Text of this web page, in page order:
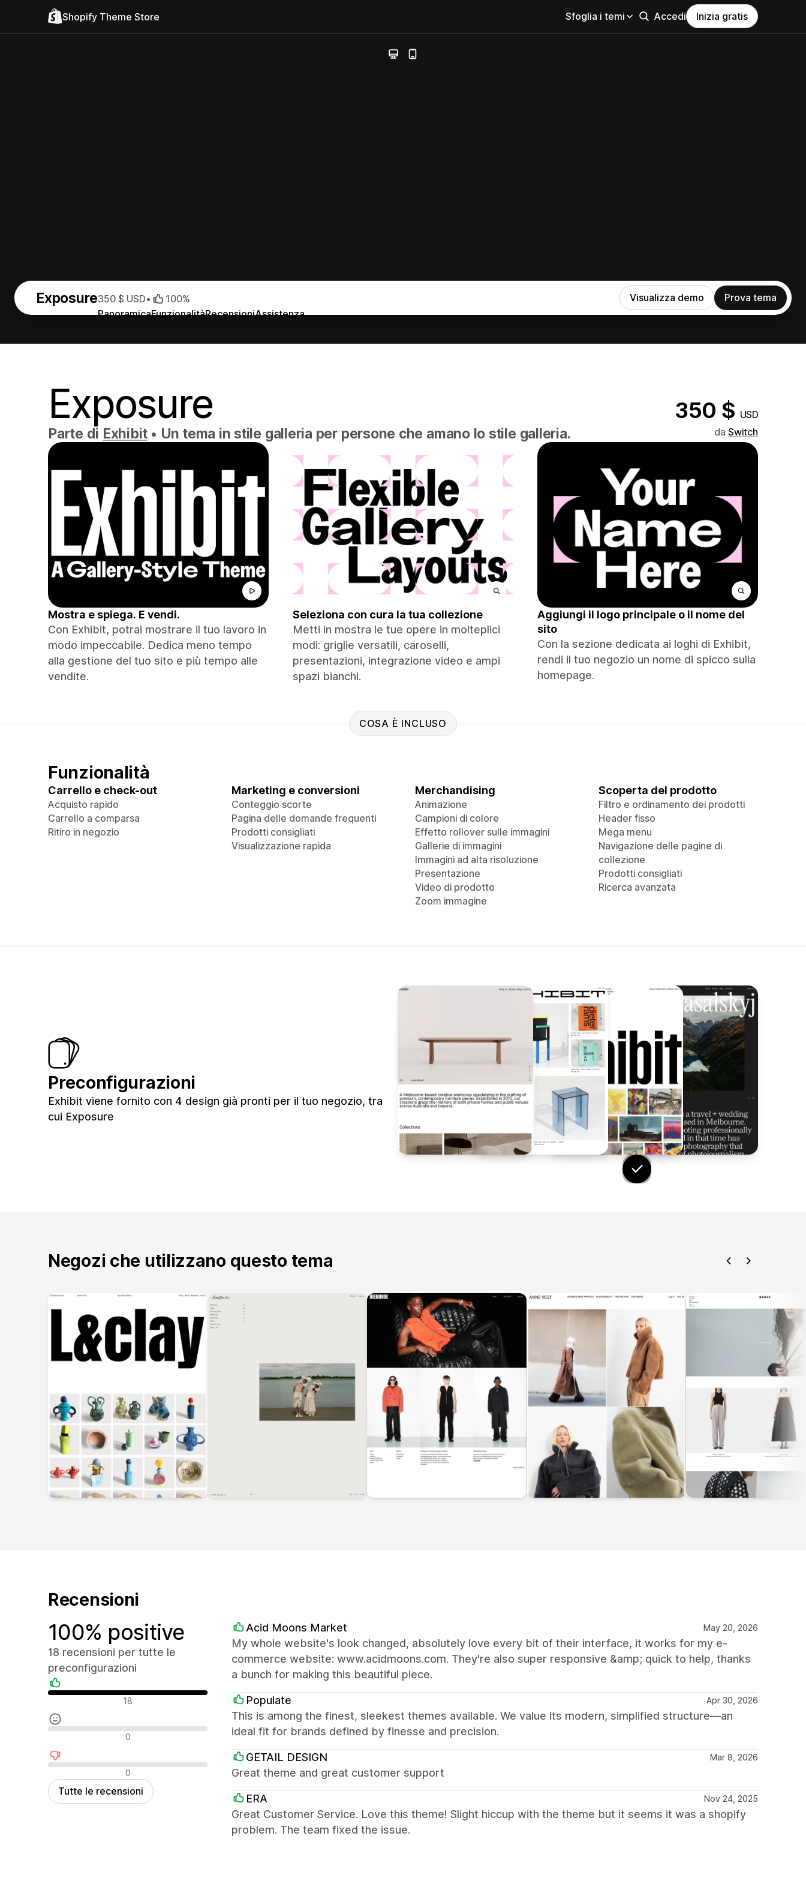
Shopify Theme Store Sfoglia i temi Accedi Inizia gratis
Exposure
PanoramicaFunzionalitàRecensioniAssistenza
350 $ USD• 100% Visualizza demo Prova tema
Exposure 350 $ USD
Parte di Exhibit • Un tema in stile galleria per persone che amano lo stile galleria. da Switch
Mostra e spiega. E vendi.
Con Exhibit, potrai mostrare il tuo lavoro in
modo impeccabile. Dedica meno tempo
alla gestione del tuo sito e più tempo alle
vendite.
Seleziona con cura la tua collezione
Metti in mostra le tue opere in molteplici
modi: griglie versatili, caroselli,
presentazioni, integrazione video e ampi
spazi bianchi.
Aggiungi il logo principale o il nome del
sito
Con la sezione dedicata ai loghi di Exhibit,
rendi il tuo negozio un nome di spicco sulla
homepage.
COSA È INCLUSO
Funzionalità
Carrello e check-out
Acquisto rapido
Carrello a comparsa
Ritiro in negozio
Marketing e conversioni
Conteggio scorte
Pagina delle domande frequenti
Prodotti consigliati
Visualizzazione rapida
Merchandising
Animazione
Campioni di colore
Effetto rollover sulle immagini
Gallerie di immagini
Immagini ad alta risoluzione
Presentazione
Video di prodotto
Zoom immagine
Scoperta del prodotto
Filtro e ordinamento dei prodotti
Header fisso
Mega menu
Navigazione delle pagine di
collezione
Prodotti consigliati
Ricerca avanzata
Preconfigurazioni
Exhibit viene fornito con 4 design già pronti per il tuo negozio, tra
cui Exposure
Negozi che utilizzano questo tema
Recensioni
100% positive
18 recensioni per tutte le
preconfigurazioni
Recensioni positive
18
Recensioni neutrali
0
Recensioni negative
0
Tutte le recensioni
Acid Moons Market May 20, 2026
My whole website's look changed, absolutely love every bit of their interface, it works for my e-
commerce website: www.acidmoons.com. They're also super responsive &amp; quick to help, thanks
a bunch for making this beautiful piece.
Populate Apr 30, 2026
This is among the finest, sleekest themes available. We value its modern, simplified structure—an
ideal fit for brands defined by finesse and precision.
GETAIL DESIGN Mar 8, 2026
Great theme and great customer support
ERA Nov 24, 2025
Great Customer Service. Love this theme! Slight hiccup with the theme but it seems it was a shopify
problem. The team fixed the issue.